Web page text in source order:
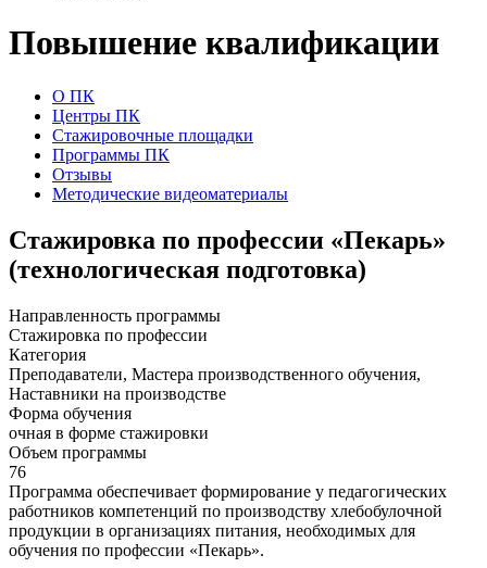
Повышение квалификации
О ПК
Центры ПК
Стажировочные площадки
Программы ПК
Отзывы
Методические видеоматериалы
Стажировка по профессии «Пекарь»
(технологическая подготовка)
Направленность программы
Стажировка по профессии
Категория
Преподаватели, Мастера производственного обучения,
Наставники на производстве
Форма обучения
очная в форме стажировки
Объем программы
76
Программа обеспечивает формирование у педагогических
работников компетенций по производству хлебобулочной
продукции в организациях питания, необходимых для
обучения по профессии «Пекарь».